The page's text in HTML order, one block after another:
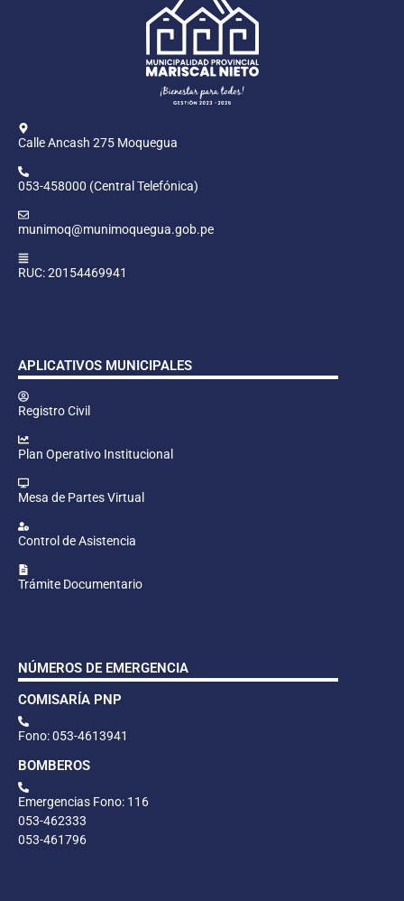
Calle Ancash 275 Moquegua
053-458000 (Central Telefónica)
munimoq@munimoquegua.gob.pe
RUC: 20154469941
APLICATIVOS MUNICIPALES
Registro Civil
Plan Operativo Institucional
Mesa de Partes Virtual
Control de Asistencia
Trámite Documentario
NÚMEROS DE EMERGENCIA
COMISARÍA PNP
Fono: 053-4613941
BOMBEROS
Emergencias Fono: 116
053-462333
053-461796